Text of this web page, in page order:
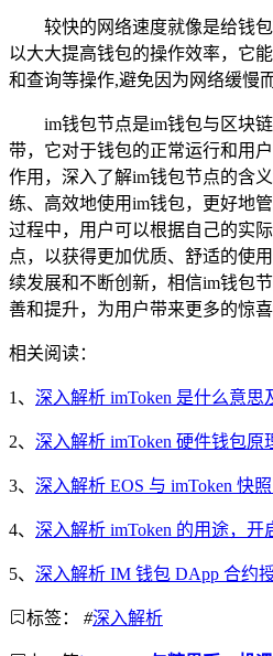
较快的网络速度就像是给钱
以大大提高钱包的操作效率，它
和查询等操作,避免因为网络缓慢
im钱包节点是im钱包与区块
带，它对于钱包的正常运行和用
作用，深入了解im钱包节点的含
练、高效地使用im钱包，更好地
过程中，用户可以根据自己的实
点，以获得更加优质、舒适的使
续发展和不断创新，相信im钱包
善和提升，为用户带来更多的惊喜
相关阅读：
1、 深入解析 imToken 是什么意思
2、 深入解析 imToken 硬件钱包原
3、 深入解析 EOS 与 imToken 快
4、 深入解析 imToken 的用途，开
5、 深入解析 IM 钱包 DApp 合约
标签： #深入解析